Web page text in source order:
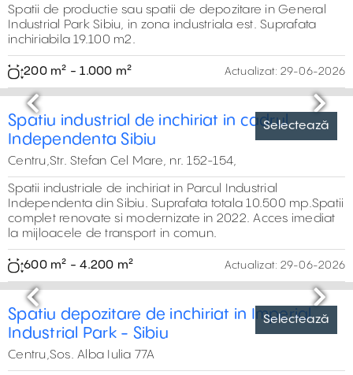
Hala moderna de inchiriat Sibiu Vest
Centru,Strada Salzburg, Sibiu
Spațiu industrial de închiriat situat în zona Vest a Sibiului,
cu acces rapid la autostrada A1, aeroport și centrul
orașului. Este ideal pentru activități de producție, logistică
urbană, depozitare sau distribuție
600 m² - 1.250 m² Actualizat:
Previous